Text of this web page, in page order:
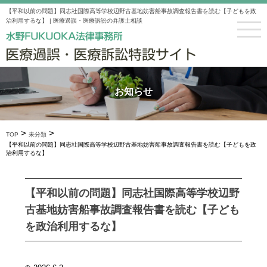
【平和以前の問題】同志社国際高等学校辺野古基地妨害船事故調査報告書を読む【子どもを政
治利用するな】 | 医療過誤・医療訴訟の弁護士相談
お知らせ
TOP > 未分類 >
【平和以前の問題】同志社国際高等学校辺野古基地妨害船事故調査報告書を読む【子どもを政
治利用するな】
【平和以前の問題】同志社国際高等学校辺野
古基地妨害船事故調査報告書を読む【子ども
を政治利用するな】